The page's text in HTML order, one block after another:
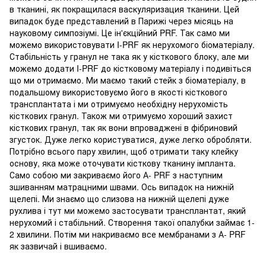
в тканині, як покращилася васкуляризация тканини. Цей
випадок буде представлений в Парижі через місяць на
науковому симпозіумі. Це ін'єкційний PRF. Так само ми
можемо використовувати I-PRF як нерухомого біоматеріалу.
Стабільність у гранул не така як у кісткового блоку, але ми
можемо додати I-PRF до кістковому матеріалу і подивіться
що ми отримаємо. Ми маємо такий стейк з біоматеріалу, в
подальшому використовуємо його в якості кісткового
трансплантата і ми отримуємо необхідну нерухомість
кісткових гранул. Також ми отримуємо хороший захист
кісткових гранул, так як вони впроваджені в фібриновий
згусток. Дуже легко користуватися, дуже легко обробляти.
Потрібно всього пару хвилин, щоб отримати таку клейку
основу, яка може оточувати кісткову тканину імпланта.
Само собою ми закриваємо його А- PRF з наступним
зшиванням матрацними швами. Ось випадок на нижній
щелепі. Ми знаємо що слизова на нижній щелепі дуже
рухлива і тут ми можемо застосувати трансплантат, який
нерухомий і стабільний. Створення такої опалубки займає 1-
2 хвилини. Потім ми накриваємо все мембранами з А- PRF
як зазвичай і вшиваємо.